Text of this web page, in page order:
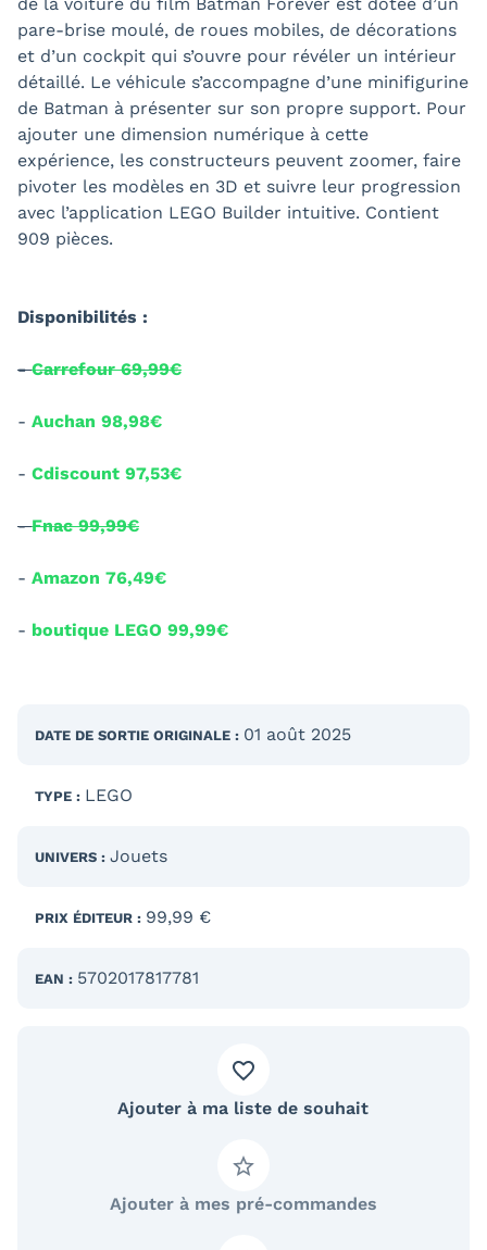
de la voiture du film Batman Forever est dotée d’un
pare-brise moulé, de roues mobiles, de décorations
et d’un cockpit qui s’ouvre pour révéler un intérieur
détaillé. Le véhicule s’accompagne d’une minifigurine
de Batman à présenter sur son propre support. Pour
ajouter une dimension numérique à cette
expérience, les constructeurs peuvent zoomer, faire
pivoter les modèles en 3D et suivre leur progression
avec l’application LEGO Builder intuitive. Contient
909 pièces.
Disponibilités :
-Carrefour 69,99€
- Auchan 98,98€
- Cdiscount 97,53€
-Fnac 99,99€
- Amazon 76,49€
- boutique LEGO 99,99€
DATE DE SORTIE ORIGINALE : 01 août 2025
TYPE : LEGO
UNIVERS : Jouets
PRIX ÉDITEUR : 99,99 €
EAN : 5702017817781
Ajouter à ma liste de souhait
Ajouter à mes pré-commandes